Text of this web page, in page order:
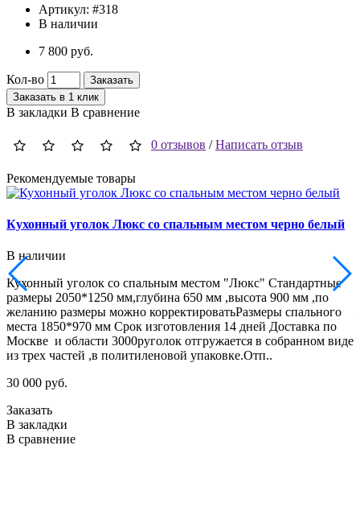
Артикул: #318
В наличии
7 800 руб.
Кол-во
Заказать
Заказать в 1 клик
В закладки В сравнение
0 отзывов /Написать отзыв
Рекомендуемые товары
Кухонный уголок Люкс со спальным местом черно белый
В наличии
Кухонный уголок со спальным местом "Люкс" Стандартные
размеры 2050*1250 мм,глубина 650 мм ,высота 900 мм ,по
желанию размеры можно корректироватьРазмеры спального
места 1850*970 мм Срок изготовления 14 дней Доставка по
Москве и области 3000руголок отгружается в собранном виде
из трех частей ,в политиленовой упаковке.Отп..
30 000 руб.
Заказать
В закладки
В сравнение